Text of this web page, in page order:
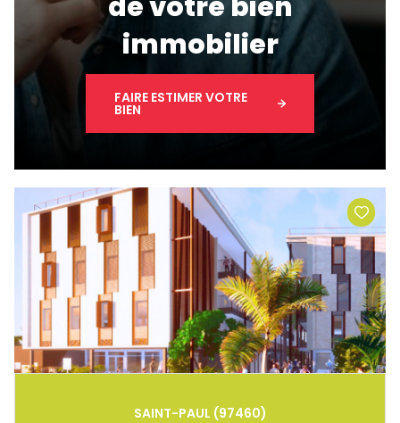
immobilier
FAIRE ESTIMER VOTRE
BIEN
SAINT-PAUL (97460)